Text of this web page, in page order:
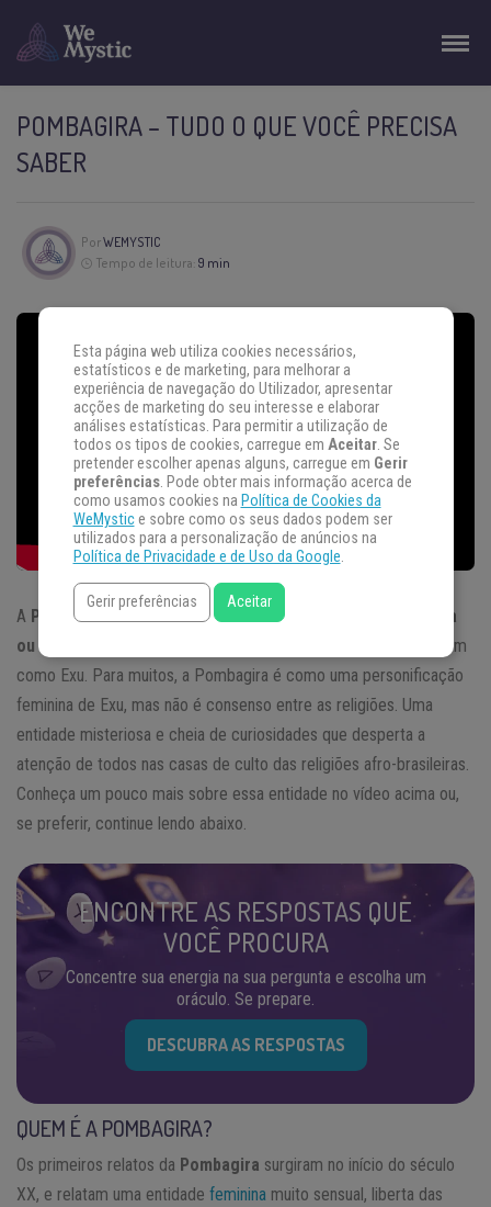
POMBAGIRA – TUDO O QUE VOCÊ PRECISA
SABER
PorWEMYSTIC
Tempo de leitura: 9 min
A Pombagira– também conhecida por
Pombogira, Pombajira
ou Bombogira
, assim
como Exu. Para muitos, a Pombagira é como uma personificação
feminina de Exu, mas não é consenso entre as religiões. Uma
entidade misteriosa e cheia de curiosidades que desperta a
atenção de todos nas casas de culto das religiões afro-brasileiras.
Conheça um pouco mais sobre essa entidade no vídeo acima ou,
se preferir, continue lendo abaixo.
ENCONTRE AS RESPOSTAS QUE
VOCÊ PROCURA
Concentre sua energia na sua pergunta e escolha um
oráculo. Se prepare.
DESCUBRA AS RESPOSTAS
QUEM É A POMBAGIRA?
Os primeiros relatos da Pombagira surgiram no início do século
XX, e relatam uma entidade feminina muito sensual, liberta das
Esta página web utiliza cookies necessários,
estatísticos e de marketing, para melhorar a
experiência de navegação do Utilizador, apresentar
acções de marketing do seu interesse e elaborar
análises estatísticas. Para permitir a utilização de
todos os tipos de cookies, carregue em Aceitar. Se
pretender escolher apenas alguns, carregue em Gerir
preferências. Pode obter mais informação acerca de
como usamos cookies na Política de Cookies da
WeMystice sobre como os seus dados podem ser
utilizados para a personalização de anúncios na
Política de Privacidade e de Uso da Google.
Gerir preferências Aceitar